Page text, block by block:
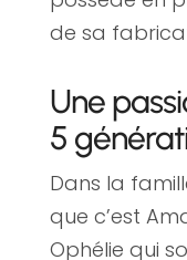
de sa
Une
5
Dans la
que c’est
Ophélie qui